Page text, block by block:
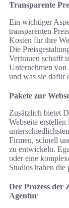
Transparente
Ein wichtiger
transparenten
Kosten für ihre
Die
Vertrauen schafft
Unternehmen von
und was sie dafür
Pakete zur
Zusätzlich bietet
Webseite erstellen
Firmen, schnell
zu entwickeln.
oder eine
Studios haben die
Der Prozess der
Agentur